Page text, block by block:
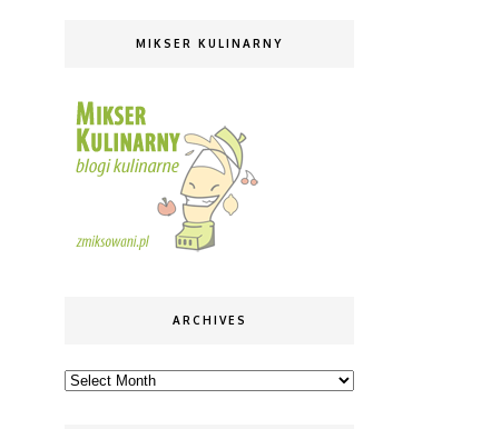
MIKSER KULINARNY
ARCHIVES
Archives